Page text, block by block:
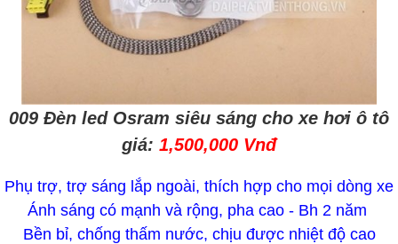
009 Đèn led Osram siêu sáng cho xe hơi ô tô
giá: 1,500,000 Vnđ
Phụ trợ, trợ sáng lắp ngoài, thích hợp cho mọi dòng xe
Ánh sáng có mạnh và rộng, pha cao - Bh 2 năm
Bền bỉ, chống thấm nước, chịu được nhiệt độ cao